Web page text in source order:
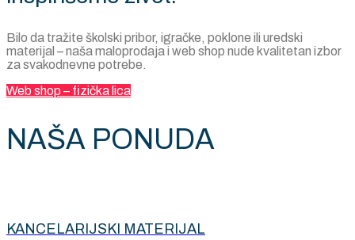
Bilo da tražite školski pribor, igračke, poklone ili uredski
materijal – naša maloprodaja i web shop nude kvalitetan izbor
za svakodnevne potrebe.
Web shop – fizička lica
NAŠA PONUDA
KANCELARIJSKI MATERIJAL